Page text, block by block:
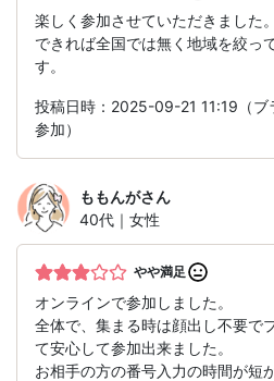
楽しく参加させていただきました。
できれば全国では無く地域を絞っ
す。
投稿日時：2025-09-21 11:19（ブ
参加）
ももんがさん
40代｜女性
やや満足
オンラインで参加しました。
全体で、集まる時は顔出し不要で
て安心して参加出来ました。
お相手の方の番号入力の時間が短